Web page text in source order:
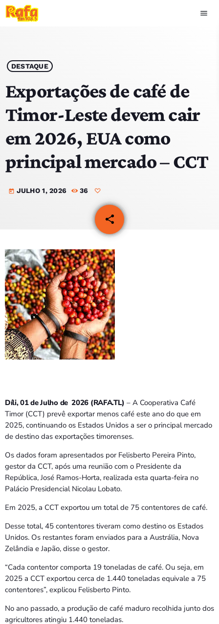
menu
play_arrow OUVIR RAFA
HOME
NOTÍCIAS
EQUIPA
TOP 15
VIDEOS
EVENTOS
CONTACTOS
PORTUGUÊS
TÉTUM
7:00 AM - 10:00 AM
Bom dia RAFA
Bom dia RAFA
7:00 AM - 10:00 AM
DESTAQUE
Exportações de café de
Timor-Leste devem cair
em 2026, EUA como
principal mercado – CCT
today JULHO 1, 2026 36
share
email
Díli, 01 de Julho de 2026 (RAFA.TL) – A Cooperativa Café
Timor (CCT) prevê exportar menos café este ano do que em
2025, continuando os Estados Unidos a ser o principal mercado
de destino das exportações timorenses.
Os dados foram apresentados por Felisberto Pereira Pinto,
gestor da CCT, após uma reunião com o Presidente da
República, José Ramos-Horta, realizada esta quarta-feira no
Palácio Presidencial Nicolau Lobato.
Em 2025, a CCT exportou um total de 75 contentores de café.
Desse total, 45 contentores tiveram como destino os Estados
Unidos. Os restantes foram enviados para a Austrália, Nova
Zelândia e Japão, disse o gestor.
“Cada contentor comporta 19 toneladas de café. Ou seja, em
2025 a CCT exportou cerca de 1.440 toneladas equivale a 75
contentores”, explicou Felisberto Pinto.
No ano passado, a produção de café maduro recolhida junto dos
agricultores atingiu 1.440 toneladas.